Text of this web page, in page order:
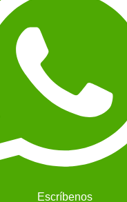
Escríbenos